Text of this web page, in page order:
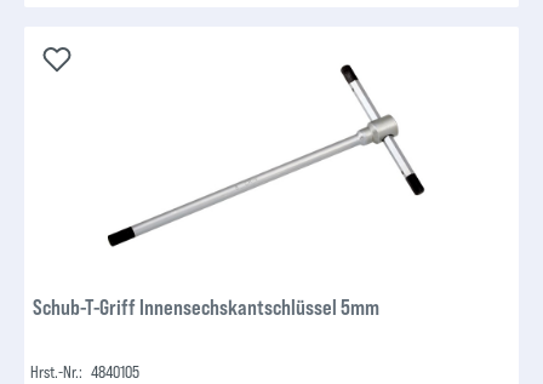
Schub-T-Griff Innensechskantschlüssel 5mm
Hrst.-Nr.: 4840105